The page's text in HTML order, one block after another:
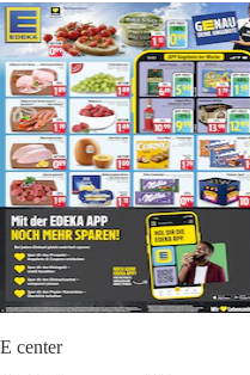
E center